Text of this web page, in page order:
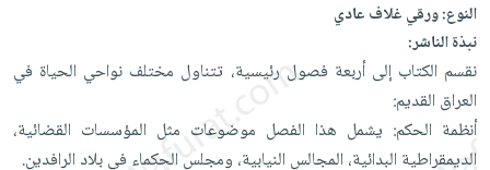
تحميل
iKitab
على
Apple
العناية
وتصفيف
الشعر
العناية
بالجسم
الكل
أواني
الطهي
أدوات
متجر
الهدايا
أقسام
النوع:ورقي غلاف عادي
نبذة الناشر:
نقسم الكتاب إلى أربعة فصول رئيسية، تتناول مختلف نواحي الحياة في
العراق القديم:
أنظمة الحكم: يشمل هذا الفصل موضوعات مثل المؤسسات القضائية،
الديمقراطية البدائية، المجالس النيابية، ومجلس الحكماء في بلاد الرافدين.